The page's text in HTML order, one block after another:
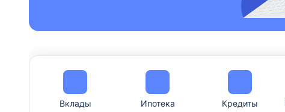
Вклады Ипотека Кредиты